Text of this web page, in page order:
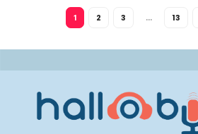
1 2 3 … 13